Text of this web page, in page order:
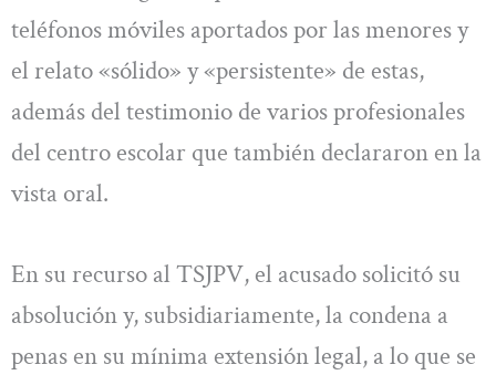
teléfonos móviles aportados por las menores y
el relato «sólido» y «persistente» de estas,
además del testimonio de varios profesionales
del centro escolar que también declararon en la
vista oral.
En su recurso al TSJPV, el acusado solicitó su
absolución y, subsidiariamente, la condena a
penas en su mínima extensión legal, a lo que se